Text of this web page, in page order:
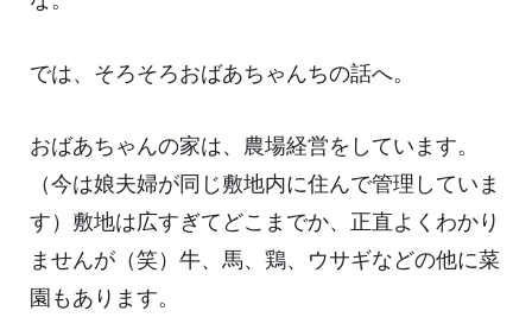
では、そろそろおばあちゃんちの話へ。
おばあちゃんの家は、農場経営をしています。
（今は娘夫婦が同じ敷地内に住んで管理していま
す）敷地は広すぎてどこまでか、正直よくわかり
ませんが（笑）牛、馬、鶏、ウサギなどの他に菜
園もあります。